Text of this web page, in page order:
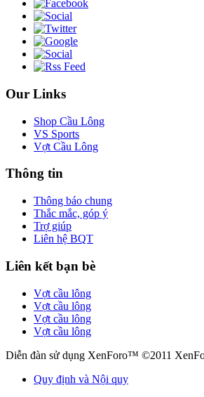
Our Links
Shop Cầu Lông
VS Sports
Vợt Cầu Lông
Thông tin
Thông báo chung
Thắc mắc, góp ý
Trợ giúp
Liên hệ BQT
Liên kết bạn bè
Vợt cầu lông
Vợt cầu lông
Vợt cầu lông
Vợt cầu lông
Diễn đàn sử dụng XenForo™ ©2011
Quy định và Nội quy